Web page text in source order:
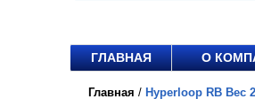
ГЛАВНАЯ О
Главная / Hyperloop RB Вес